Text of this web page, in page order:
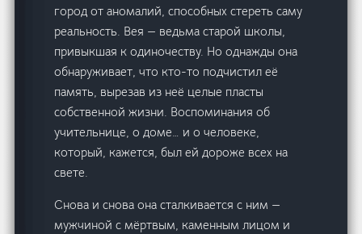
город от аномалий, способных стереть саму
реальность. Вея — ведьма старой школы,
привыкшая к одиночеству. Но однажды она
обнаруживает, что кто-то подчистил её
память, вырезав из неё целые пласты
собственной жизни. Воспоминания об
учительнице, о доме… и о человеке,
который, кажется, был ей дороже всех на
свете.
Снова и снова она сталкивается с ним —
мужчиной с мёртвым, каменным лицом и